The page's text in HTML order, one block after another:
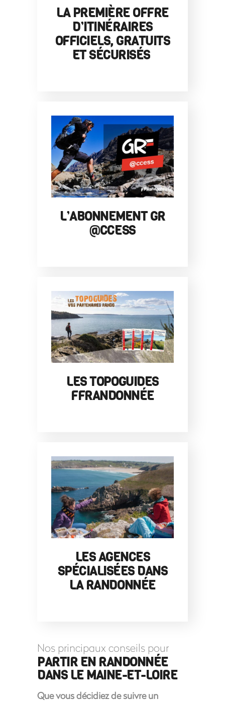
LA PREMIÈRE OFFRE
D’ITINÉRAIRES
OFFICIELS, GRATUITS
ET SÉCURISÉS
L’ABONNEMENT GR
@CCESS
LES TOPOGUIDES
FFRANDONNÉE
LES AGENCES
SPÉCIALISÉES DANS
LA RANDONNÉE
Nos principaux conseils pour
PARTIR EN RANDONNÉE
DANS LE MAINE-ET-LOIRE
Que vous décidiez de suivre un